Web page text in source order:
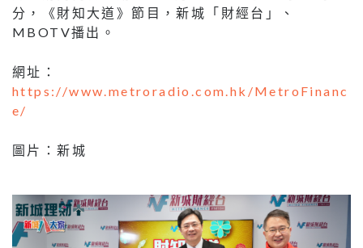
分，《財知大道》節目，新城「財經台」、
MBOTV播出。
網址：
https://www.metroradio.com.hk/MetroFinanc
e/
圖片：新城